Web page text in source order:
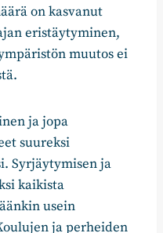
on kasvanut
eristäytyminen,
muutos ei
ja jopa
suureksi
Syrjäytymisen ja
kaikista
usein
ja perheiden